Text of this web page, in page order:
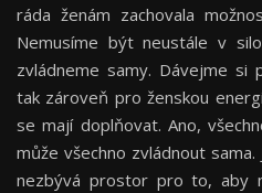
ráda ženám zachovala
Nemusíme být neustále v
zvládneme samy. Dávejme
tak zároveň pro ženskou
se mají doplňovat. Ano,
může všechno zvládnout
nezbývá prostor pro to, aby